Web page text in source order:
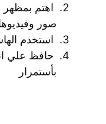
اهتم بمظهر
صور
استخدم
حافظ علي
بأستمرار